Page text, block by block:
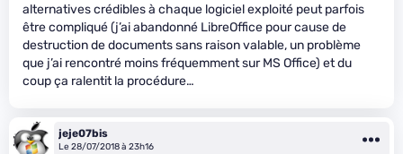
alternatives crédibles à chaque logiciel exploité peut parfois
être compliqué (j’ai abandonné LibreOffice pour cause de
destruction de documents sans raison valable, un problème
que j’ai rencontré moins fréquemment sur MS Office) et du
coup ça ralentit la procédure…
jeje07bis
Le 28/07/2018 à 23h16